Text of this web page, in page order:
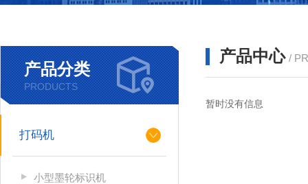
产品分类
PRODUCTS
打码机
小型墨轮标识机
产品中心 /
暂时没有信息